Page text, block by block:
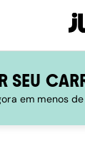
SEU
em menos